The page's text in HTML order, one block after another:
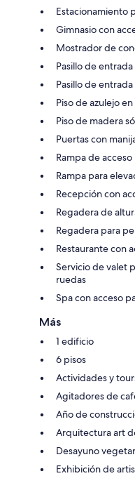
Estacionamiento
Gimnasio con
Mostrador de
Pasillo de
Pasillo de entrada
Piso de azulejo
Piso de madera
Puertas con
Rampa de
Rampa para
Recepción con
Regadera de
Regadera para
Restaurante con
Servicio de valet
ruedas
Spa con acceso
Más
1 edificio
6 pisos
Actividades y
Agitadores de
Año de
Arquitectura art
Desayuno
Exhibición de